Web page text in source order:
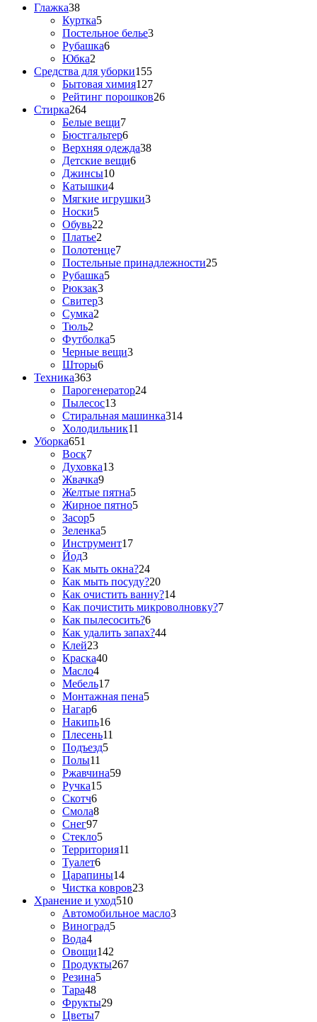
Глажка38
Куртка5
Постельное белье3
Рубашка6
Юбка2
Средства для уборки155
Бытовая химия127
Рейтинг порошков26
Стирка264
Белые вещи7
Бюстгальтер6
Верхняя одежда38
Детские вещи6
Джинсы10
Катышки4
Мягкие игрушки3
Носки5
Обувь22
Платье2
Полотенце7
Постельные принадлежности25
Рубашка5
Рюкзак3
Свитер3
Сумка2
Тюль2
Футболка5
Черные вещи3
Шторы6
Техника363
Парогенератор24
Пылесос13
Стиральная машинка314
Холодильник11
Уборка651
Воск7
Духовка13
Жвачка9
Желтые пятна5
Жирное пятно5
Засор5
Зеленка5
Инструмент17
Йод3
Как мыть окна?24
Как мыть посуду?20
Как очистить ванну?14
Как почистить микроволновку?7
Как пылесосить?6
Как удалить запах?44
Клей23
Краска40
Масло4
Мебель17
Монтажная пена5
Нагар6
Накипь16
Плесень11
Подъезд5
Полы11
Ржавчина59
Ручка15
Скотч6
Смола8
Снег97
Стекло5
Территория11
Туалет6
Царапины14
Чистка ковров23
Хранение и уход510
Автомобильное масло3
Виноград5
Вода4
Овощи142
Продукты267
Резина5
Тара48
Фрукты29
Цветы7